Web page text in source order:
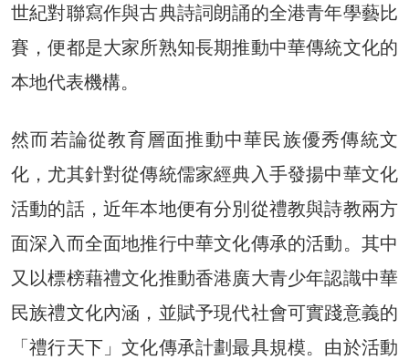
世紀對聯寫作與古典詩詞朗誦的全港青年學藝比
賽，便都是大家所熟知長期推動中華傳統文化的
本地代表機構。
然而若論從教育層面推動中華民族優秀傳統文
化，尤其針對從傳統儒家經典入手發揚中華文化
活動的話，近年本地便有分別從禮教與詩教兩方
面深入而全面地推行中華文化傳承的活動。其中
又以標榜藉禮文化推動香港廣大青少年認識中華
民族禮文化內涵，並賦予現代社會可實踐意義的
「禮行天下」文化傳承計劃最具規模。由於活動